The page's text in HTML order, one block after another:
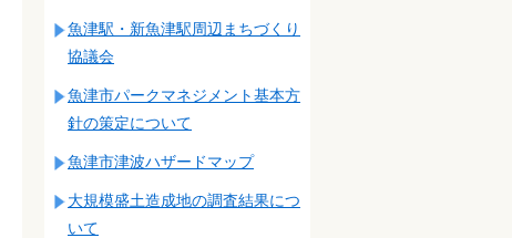
魚津駅・新魚津駅周辺まちづくり
協議会
魚津市パークマネジメント基本方
針の策定について
魚津市津波ハザードマップ
大規模盛土造成地の調査結果につ
いて